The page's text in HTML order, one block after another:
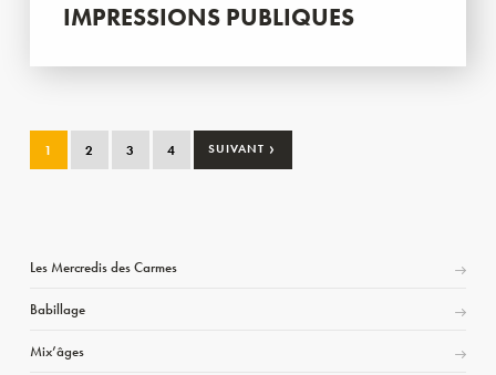
IMPRESSIONS PUBLIQUES
1 2 3 4 SUIVANT ›
Les Mercredis des Carmes
Babillage
Mix’âges